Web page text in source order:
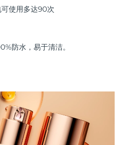
使用多达90次
防水，易于清洁。